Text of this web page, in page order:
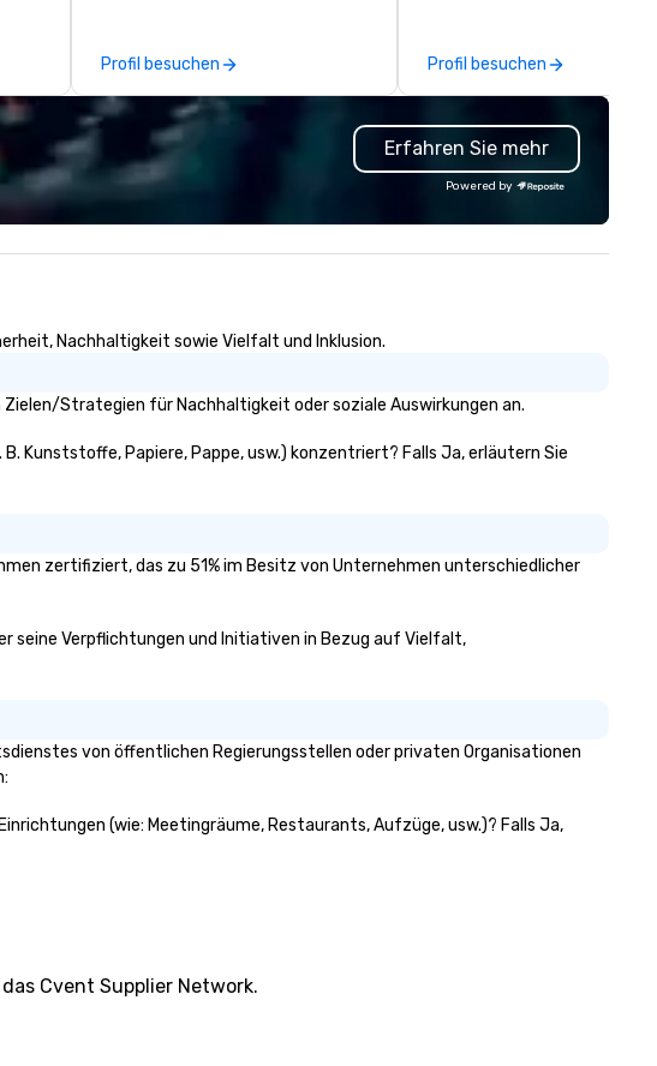
and engage in lively socials while
overlooking breathtaking city
views.
Profil besuchen
award-winning Fogo
to the outdoors for al fresco
dining.
Profil besuchen
Erfahren Sie mehr
Powered by
Nachhaltigkeit sowie Vielfalt und Inklusion.
Strategien für Nachhaltigkeit oder soziale Auswirkungen an.
Kunststoffe, Papiere, Pappe, usw.) konzentriert? Falls Ja, erläutern Sie
zertifiziert, das zu 51% im Besitz von Unternehmen unterschiedlicher
seine Verpflichtungen und Initiativen in Bezug auf Vielfalt,
von öffentlichen Regierungsstellen oder privaten Organisationen
(wie: Meetingräume, Restaurants, Aufzüge, usw.)? Falls Ja,
Cvent Supplier Network.